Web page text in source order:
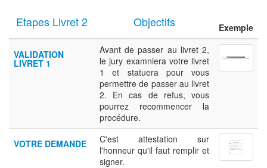
Etapes Livret 2 Objectifs Exemple
VALIDATION
LIVRET 1
Avant de passer au livret 2,
le jury examniera votre livret
1 et statuera pour vous
permettre de passer au livret
2. En cas de refus, vous
pourrez recommencer la
procédure.
VOTRE DEMANDE
C'est attestation sur
l'honneur qu'il faut remplir et
signer.